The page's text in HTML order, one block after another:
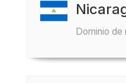
Dominio de